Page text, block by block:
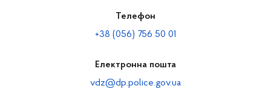
Телефон
+38 (056) 756 50 01
Електронна пошта
vdz@dp.police.gov.ua